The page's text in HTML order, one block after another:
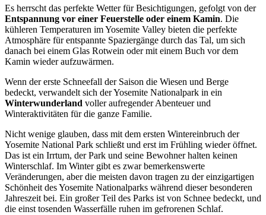
Es herrscht das perfekte Wetter für Besichtigungen, gefolgt von der
Entspannung vor einer Feuerstelle oder einem Kamin. Die
kühleren Temperaturen im Yosemite Valley bieten die perfekte
Atmosphäre für entspannte Spaziergänge durch das Tal, um sich
danach bei einem Glas Rotwein oder mit einem Buch vor dem
Kamin wieder aufzuwärmen.
Wenn der erste Schneefall der Saison die Wiesen und Berge
bedeckt, verwandelt sich der Yosemite Nationalpark in ein
Winterwunderland voller aufregender Abenteuer und
Winteraktivitäten für die ganze Familie.
Nicht wenige glauben, dass mit dem ersten Wintereinbruch der
Yosemite National Park schließt und erst im Frühling wieder öffnet.
Das ist ein Irrtum, der Park und seine Bewohner halten keinen
Winterschlaf. Im Winter gibt es zwar bemerkenswerte
Veränderungen, aber die meisten davon tragen zu der einzigartigen
Schönheit des Yosemite Nationalparks während dieser besonderen
Jahreszeit bei. Ein großer Teil des Parks ist von Schnee bedeckt, und
die einst tosenden Wasserfälle ruhen im gefrorenen Schlaf.